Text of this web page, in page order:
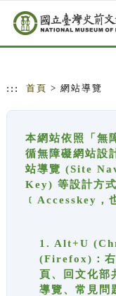
跳到主要內容
網站導覽
::: 首頁 > 網站導覽
本網站依照「無
循無障礙網站設
站導覽 (Site
Key) 等設計方
﹝Accesskey，
1. Alt+U
(Firefox)：右
頁、回文化部
導覽、常見問